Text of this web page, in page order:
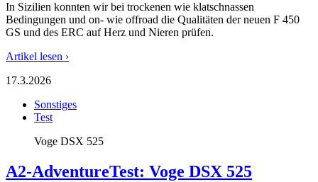
In Sizilien konnten wir bei trockenen wie klatschnassen
Bedingungen und on- wie offroad die Qualitäten der neuen F 450
GS und des ERC auf Herz und Nieren prüfen.
Artikel lesen ›
17.3.2026
Sonstiges
Test
Voge DSX 525
A2-AdventureTest: Voge DSX 525